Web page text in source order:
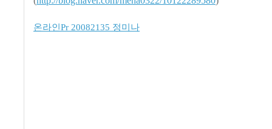
온라인Pr 20082135 정미나